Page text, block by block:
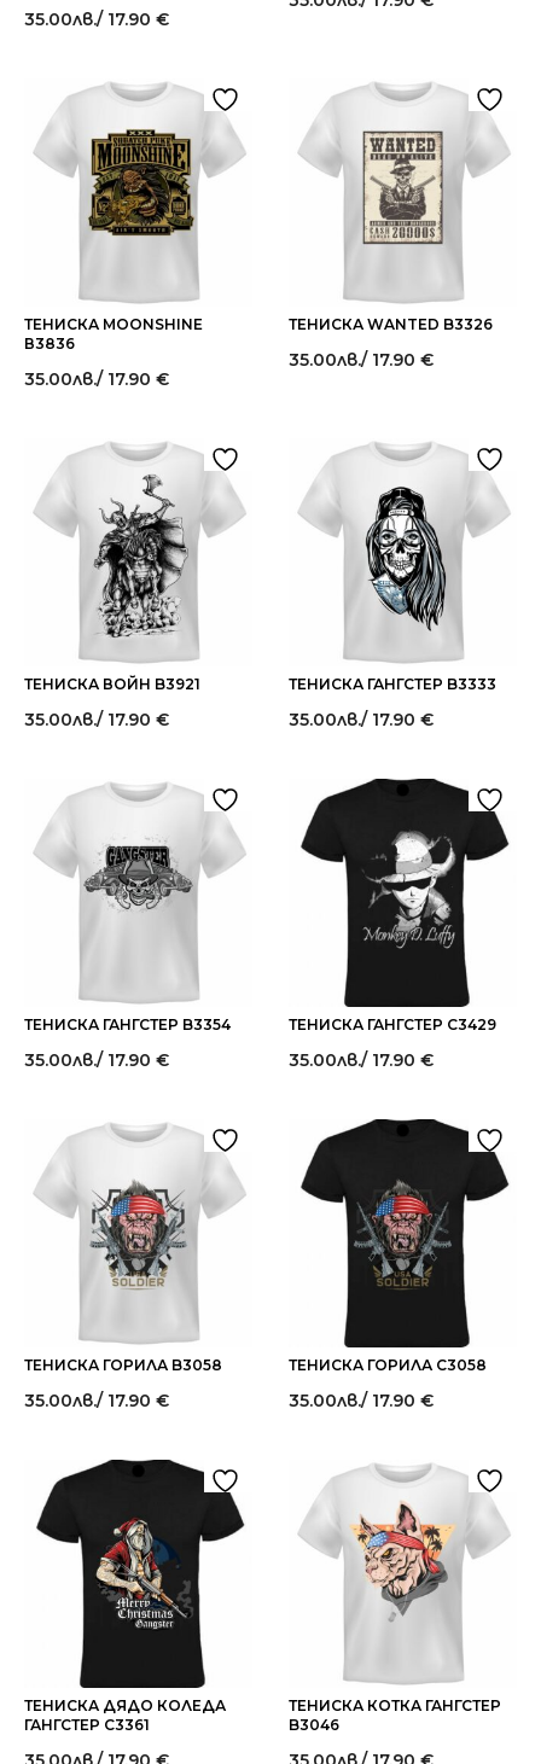
35.00лв./ 17.90 €
ТЕНИСКА MOONSHINE
В3836
35.00лв./ 17.90 €
ТЕНИСКА WANTED B3326
35.00лв./ 17.90 €
ТЕНИСКА ВОЙН B3921
35.00лв./ 17.90 €
ТЕНИСКА ГАНГСТЕР B3333
35.00лв./ 17.90 €
ТЕНИСКА ГАНГСТЕР B3354
35.00лв./ 17.90 €
ТЕНИСКА ГАНГСТЕР C3429
35.00лв./ 17.90 €
ТЕНИСКА ГОРИЛА B3058
35.00лв./ 17.90 €
ТЕНИСКА ГОРИЛА C3058
35.00лв./ 17.90 €
ТЕНИСКА ДЯДО КОЛЕДА
ГАНГСТЕР C3361
ТЕНИСКА КОТКА ГАНГСТЕР
B3046